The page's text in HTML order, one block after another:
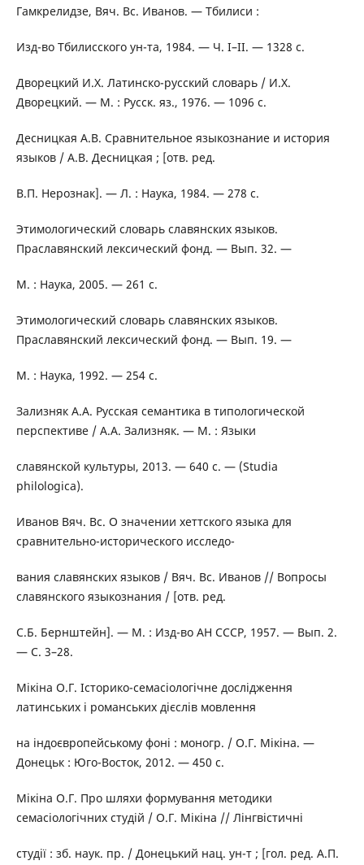
Гамкрелидзе, Вяч. Вс. Иванов. — Тбилиси :
Изд-во Тбилисского ун-та, 1984. — Ч. І–II. — 1328 с.
Дворецкий И.Х. Латинско-русский словарь / И.Х.
Дворецкий. — М. : Русск. яз., 1976. — 1096 с.
Десницкая А.В. Сравнительное языкознание и история
языков / А.В. Десницкая ; [отв. ред.
В.П. Нерознак]. — Л. : Наука, 1984. — 278 с.
Этимологический словарь славянских языков.
Праславянский лексический фонд. — Вып. 32. —
М. : Наука, 2005. — 261 с.
Этимологический словарь славянских языков.
Праславянский лексический фонд. — Вып. 19. —
М. : Наука, 1992. — 254 с.
Зализняк А.А. Русская семантика в типологической
перспективе / А.А. Зализняк. — М. : Языки
славянской культуры, 2013. — 640 с. — (Studia
philologica).
Иванов Вяч. Вс. О значении хеттского языка для
сравнительно-исторического исследо-
вания славянских языков / Вяч. Вс. Иванов // Вопросы
славянского языкознания / [отв. ред.
С.Б. Бернштейн]. — М. : Изд-во АН СССР, 1957. — Вып. 2.
— С. 3–28.
Мікіна О.Г. Історико-семасіологічне дослідження
латинських і романських дієслів мовлення
на індоєвропейському фоні : моногр. / О.Г. Мікіна. —
Донецьк : Юго-Восток, 2012. — 450 с.
Мікіна О.Г. Про шляхи формування методики
семасіологічних студій / О.Г. Мікіна // Лінгвістичні
студії : зб. наук. пр. / Донецький нац. ун-т ; [гол. ред. А.П.